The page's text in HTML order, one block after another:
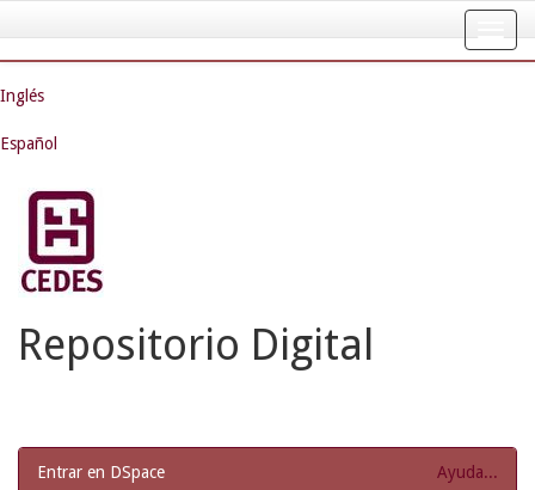
navigation
Inglés
Español
Repositorio Digital
Entrar en DSpace Ayuda...